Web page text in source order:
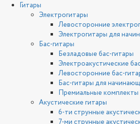
Гитары
Электрогитары
Левосторонние
Электрогитары для
Бас-гитары
Безладовые бас-гитары
Электроакустические
Левосторонние бас-
Бас-гитары для
Премиальные комплекты
Акустические гитары
6-ти струнные
7-ми струнные